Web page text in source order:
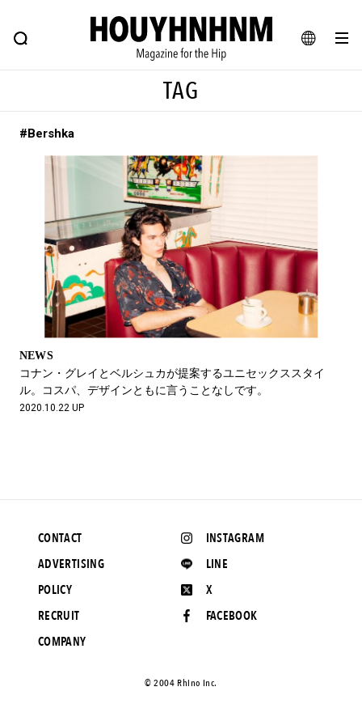
JA
FEATURE BLOG SNAP
ヒップなファッション、カルチャー、ライフスタイルWEBマガジン
#注目のタグ
#SHOPPING ADDICT #憧れの逸品
#ESSENTIAL DESIGNS #古着サミット
#NEW VINTAGE #マイナーグッド図鑑
#路地裏てぃーん。 #MONTHLY JOURNAL
#GH 銘品の所以 #フイナムのYouTube
#Commune H #FOCUS IT #AH.H
#ととけん #FASHION #MUSIC #MOVIE
#LIFESTYLE
#SPORTS #HANDSOME HANDBOOK
TAG
#Bershka
NEWS
コナン・グレイとベルシュカが提案するユニセックススタイ
ル。コスパ、デザインともに言うことなしです。
2020.10.22 UP
INSTAGRAM
LINE
X
FACEBOOK
CONTACT
ADVERTISING
POLICY
RECRUIT
COMPANY
©️ 2004 Rhino Inc.